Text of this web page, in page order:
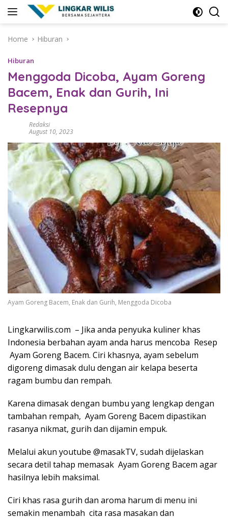
Home
Hiburan
Hiburan
Menggoda Dicoba, Ayam Goreng
Bacem, Enak dan Gurih, Ini
Resepnya
Redaksi
August 10, 2023
Ayam Goreng Bacem, Enak dan Gurih, Menggoda Dicoba
Lingkarwilis.com – Jika anda penyuka kuliner khas
Indonesia berbahan ayam anda harus mencoba Resep
Ayam Goreng Bacem. Ciri khasnya, ayam sebelum
digoreng dimasak dulu dengan air kelapa beserta
ragam bumbu dan rempah.
Karena dimasak dengan bumbu yang lengkap dengan
tambahan rempah, Ayam Goreng Bacem dipastikan
rasanya nikmat, gurih dan dijamin empuk.
Melalui akun youtube @masakTV, sudah dijelaskan
secara detil tahap memasak Ayam Goreng Bacem agar
hasilnya lebih maksimal.
Ciri khas rasa gurih dan aroma harum di menu ini
semakin menambah cita rasa masakan dan